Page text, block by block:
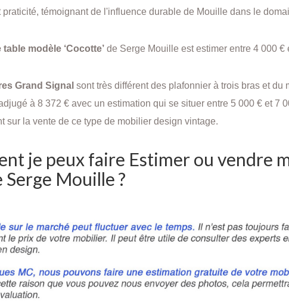
praticité, témoignant de l'influence durable de Mouille dans le
table modèle ‘Cocotte’ de Serge Mouille est estimer entre 4 000 €
Grand Signal sont très différent des plafonnier à trois bras et du
djugé à 8 372 € avec un estimation qui se situer entre 5 000 € et 7
sur la vente de ce type de mobilier design vintage.
je peux faire Estimer ou vendre
Serge Mouille ?